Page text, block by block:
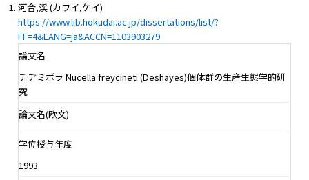
河合,渓 (カワイ,ケイ)
https://www.lib.hokudai.ac.jp/dissertations/list/?
FF=4&LANG=ja&ACCN=1103903279
論文名
チヂミボラ Nucella freycineti (Deshayes)個体群の生産生態学的研
究
論文名(欧文)
学位授与年度
1993